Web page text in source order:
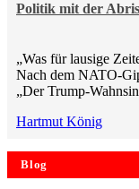
Politik mit der
„Was für lausige
Nach dem NATO-
„Der Trump-
Hartmut König
Blog